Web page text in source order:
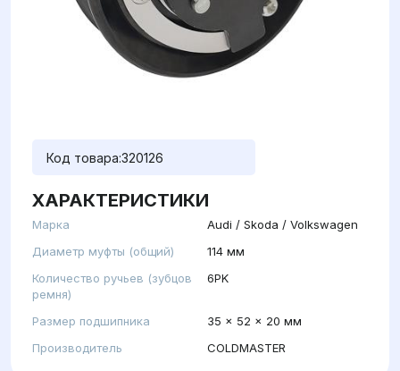
Код товара:320126
ХАРАКТЕРИСТИКИ
Марка
Audi / Skoda / Volkswagen
Диаметр муфты (общий)
114 мм
Количество ручьев (зубцов
ремня)
6PK
Размер подшипника
35 x 52 x 20 мм
Производитель
COLDMASTER